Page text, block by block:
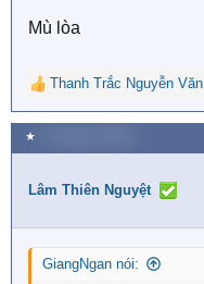
Mù lòa
R
e
a
c
i
n
s
Thanh Trắc Nguyễn Văn
★
Lâm Thiên Nguyệt
GiangNgan nói: